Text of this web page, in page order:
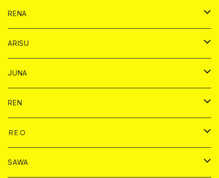
1ドリンク
1ドリンク
ショット
バイカ
ドリンク
シャンパン
ドリンク
チェキ
RENA
バイカ
ドリンク
ドリンク
ヤードグラス
チェキ
ARISU
バイカ
ドリンク
ドリンク
シャンパン
チェキ
JUNA
バイカ
ドリンク
シャンパン
チェキ
REN
バイカ
ドリンク
ＲＥＯ
ドリンク
SAWA